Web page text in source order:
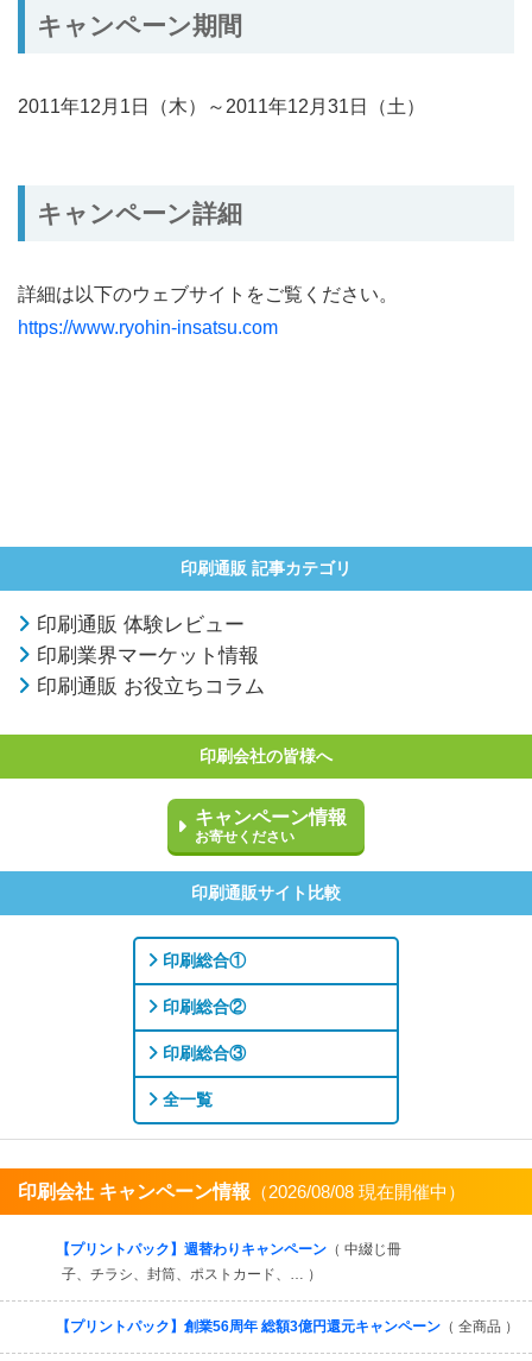
キャンペーン期間
2011年12月1日（木）～2011年12月31日（土）
キャンペーン詳細
詳細は以下のウェブサイトをご覧ください。
https://www.ryohin-insatsu.com
印刷通販 記事カテゴリ
印刷通販 体験レビュー
印刷業界マーケット情報
印刷通販 お役立ちコラム
印刷会社の皆様へ
キャンペーン情報
お寄せください
印刷通販サイト比較
印刷総合①
印刷総合②
印刷総合③
全一覧
印刷会社 キャンペーン情報 （2026/08/08 現在開催中）
【プリントパック】週替わりキャンペーン （ 中綴じ冊
子、チラシ、封筒、ポストカード、… ）
【プリントパック】創業56周年 総額3億円還元キャンペーン （ 全商品 ）